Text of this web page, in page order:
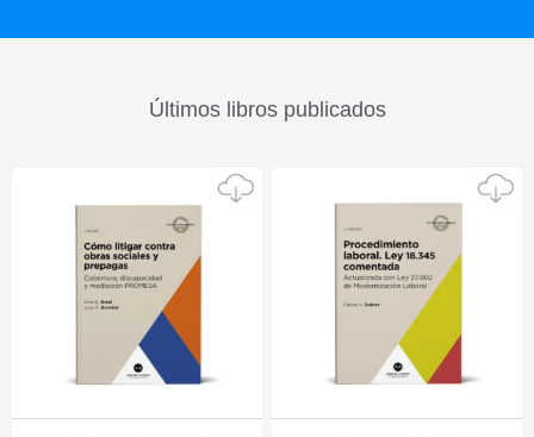
Últimos libros publicados